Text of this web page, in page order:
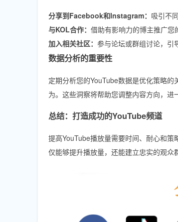
分享到Facebook和Instagram： 吸引不
与KOL合作： 借助有影响力的博主推广您
加入相关社区： 参与论坛或群组讨论，引
数据分析的重要性
定期分析您的YouTube数据是优化策略的
为。这些洞察将帮助您调整内容方向，进
总结：打造成功的YouTube频道
提高YouTube播放量需要时间、耐心和
仅能够提升播放量，还能建立忠实的观众